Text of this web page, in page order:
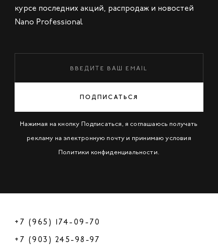
курсе последних акций, распродаж и новостей
Nano Professional
ПОДПИСАТЬСЯ
Нажимая на кнопку Подписаться, я соглашаюсь получать
рекламу на электронную почту и принимаю условия
Политики конфиденциальности.
+7 (965) 174-09-70
+7 (903) 245-98-97